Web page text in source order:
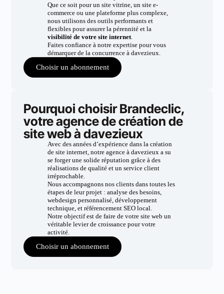
Que ce soit pour un site vitrine, un site e-
commerce ou une plateforme plus complexe,
nous utilisons des outils performants et
flexibles pour assurer la pérennité et la
visibilité de votre site internet.
Faites confiance à notre expertise pour vous
démarquer de la concurrence à davezieux.
Choisir un abonnement
Pourquoi choisir Brandeclic,
votre agence de création de
site web à davezieux
Avec des années d’expérience dans la création
de site internet, notre agence à davezieux a su
se forger une solide réputation grâce à des
réalisations de qualité et un service client
irréprochable.
Nous accompagnons nos clients dans toutes les
étapes de leur projet : analyse des besoins,
webdesign personnalisé, développement
technique, et référencement SEO local.
Notre objectif est de faire de votre site web un
véritable levier de croissance pour votre
activité.
Choisir un abonnement